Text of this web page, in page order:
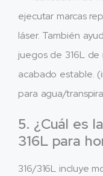
ejecutar marcas
láser. También
juegos de 316L
acabado estable.
para agua/
5. ¿Cuál es
316L para
316/316L incluye